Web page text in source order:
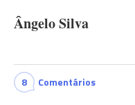
Ângelo Silva
8 Comentários